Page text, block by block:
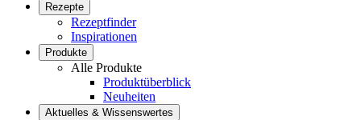
Rezepte
Rezeptfinder
Inspirationen
Produkte
Alle Produkte
Produktüberblick
Neuheiten
Aktuelles & Wissenswertes